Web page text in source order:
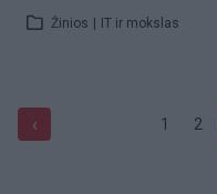
Žinios IT ir mokslas
‹ 1 2